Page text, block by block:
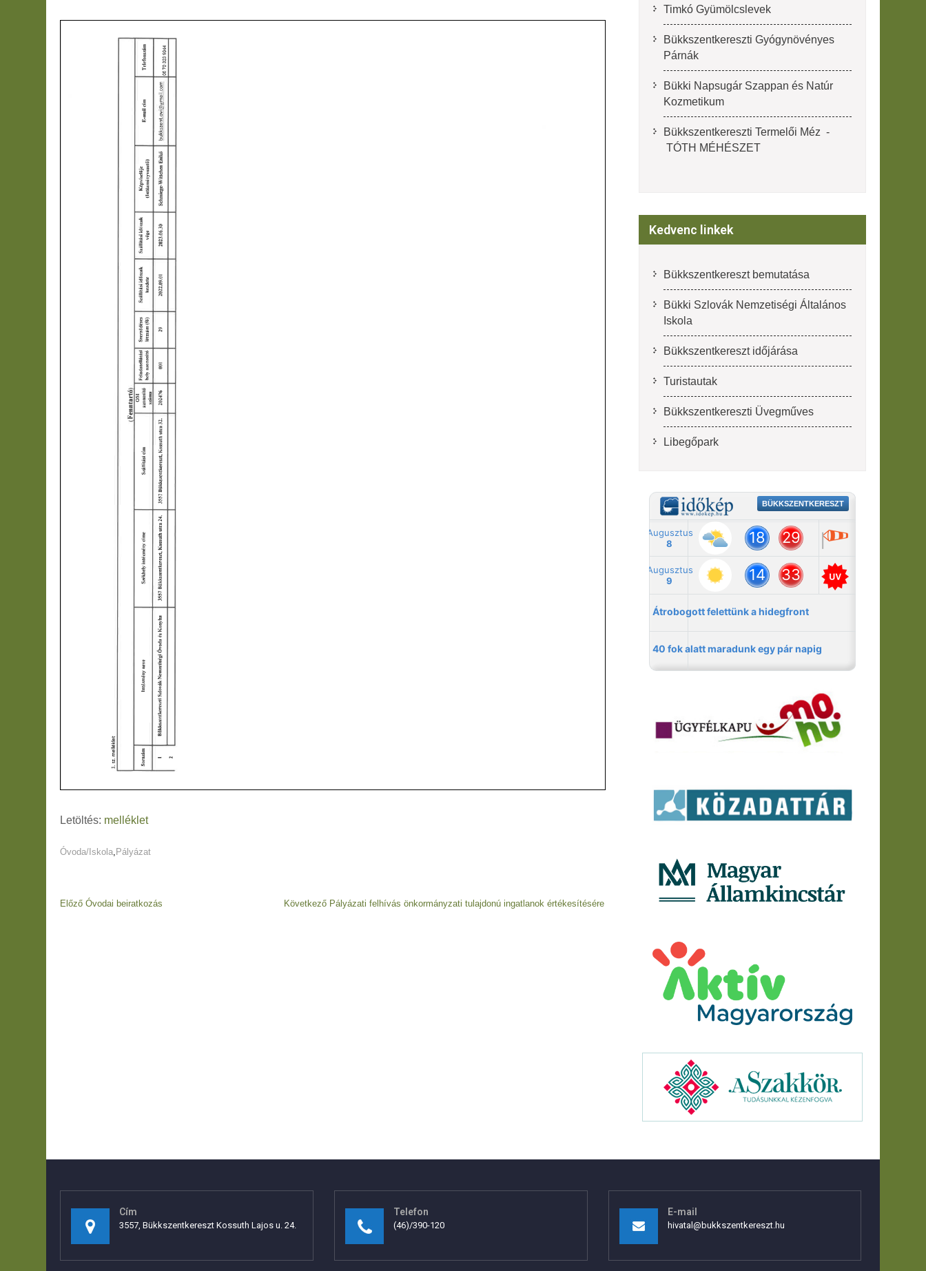
Letöltés: melléklet
Óvoda/Iskola, Pályázat
Bejegyzés
Előző Előző
Óvodai beiratkozás Következő Következő
Pályázati felhívás önkormányzati tulajdonú ingatlanok értékesítésére
Timkó Gyümölcslevek
Bükkszentkereszti Gyógynövényes
Párnák
Bükki Napsugár Szappan és Natúr
Kozmetikum
Bükkszentkereszti Termelői Méz -
TÓTH MÉHÉSZET
Kedvenc linkek
Bükkszentkereszt bemutatása
Bükki Szlovák Nemzetiségi Általános
Iskola
Bükkszentkereszt időjárása
Turistautak
Bükkszentkereszti Üvegműves
Libegőpark
Cím
3557, Bükkszentkereszt Kossuth Lajos u. 24.
Telefon
(46)/390-120
E-mail
hivatal@bukkszentkereszt.hu